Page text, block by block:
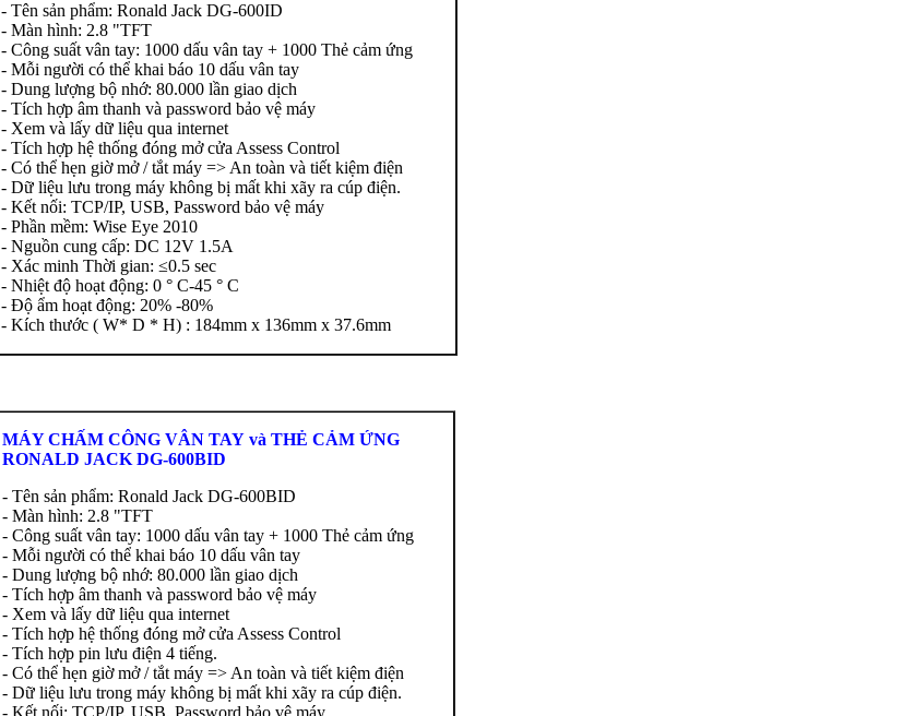
- Tên sản phẩm: Ronald Jack DG-600ID
- Màn hình: 2.8 "TFT
- Công suất vân tay: 1000 dấu vân tay + 1000 Thẻ cảm ứng
- Mỗi người có thể khai báo 10 dấu vân tay
- Dung lượng bộ nhớ: 80.000 lần giao dịch
- Tích hợp âm thanh và password bảo vệ máy
- Xem và lấy dữ liệu qua internet
- Tích hợp hệ thống đóng mở cửa Assess Control
- Có thể hẹn giờ mở / tắt máy => An toàn và tiết kiệm điện
- Dữ liệu lưu trong máy không bị mất khi xãy ra cúp điện.
- Kết nối: TCP/IP, USB, Password bảo vệ máy
- Phần mềm: Wise Eye 2010
- Nguồn cung cấp: DC 12V 1.5A
- Xác minh Thời gian: ≤0.5 sec
- Nhiệt độ hoạt động: 0 ° C-45 ° C
- Độ ẩm hoạt động: 20% -80%
- Kích thước ( W* D * H) : 184mm x 136mm x 37.6mm
MÁY CHẤM CÔNG VÂN TAY và THẺ CẢM ỨNG
RONALD JACK DG-600BID
- Tên sản phẩm: Ronald Jack DG-600BID
- Màn hình: 2.8 "TFT
- Công suất vân tay: 1000 dấu vân tay + 1000 Thẻ cảm ứng
- Mỗi người có thể khai báo 10 dấu vân tay
- Dung lượng bộ nhớ: 80.000 lần giao dịch
- Tích hợp âm thanh và password bảo vệ máy
- Xem và lấy dữ liệu qua internet
- Tích hợp hệ thống đóng mở cửa Assess Control
- Tích hợp pin lưu điện 4 tiếng.
- Có thể hẹn giờ mở / tắt máy => An toàn và tiết kiệm điện
- Dữ liệu lưu trong máy không bị mất khi xãy ra cúp điện.